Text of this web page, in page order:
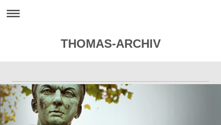
THOMAS-ARCHIV